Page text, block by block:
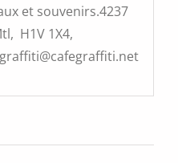
et souvenirs.4237
H1V 1X4,